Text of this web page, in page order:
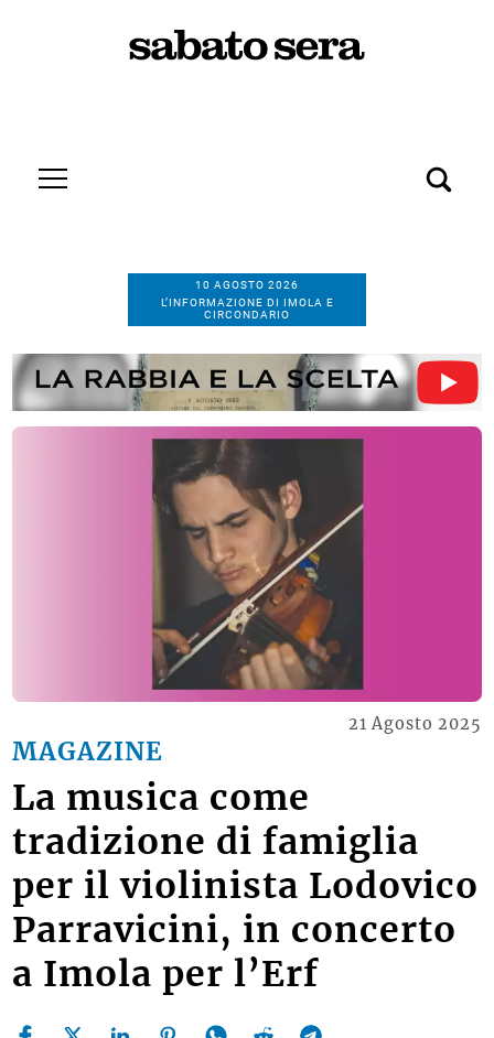
10 AGOSTO 2026
L’INFORMAZIONE DI IMOLA E
CIRCONDARIO
MAGAZINE
21 Agosto 2025
La musica come
tradizione di famiglia
per il violinista Lodovico
Parravicini, in concerto
a Imola per l’Erf